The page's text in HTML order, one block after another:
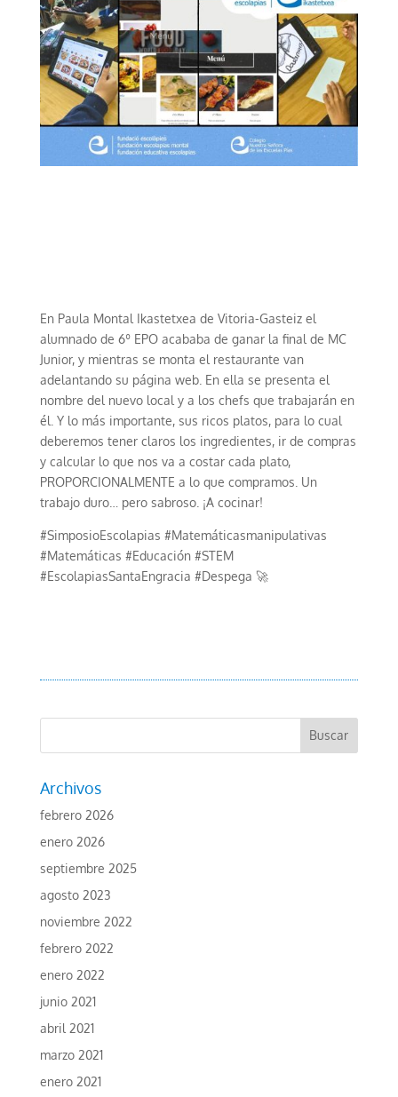
En Paula Montal Ikastetxea de Vitoria-Gasteiz el
alumnado de 6º EPO acababa de ganar la final de MC
Junior, y mientras se monta el restaurante van
adelantando su página web. En ella se presenta el
nombre del nuevo local y a los chefs que trabajarán en
él. Y lo más importante, sus ricos platos, para lo cual
deberemos tener claros los ingredientes, ir de compras
y calcular lo que nos va a costar cada plato,
PROPORCIONALMENTE a lo que compramos. Un
trabajo duro… pero sabroso. ¡A cocinar!
#SimposioEscolapias #Matemáticasmanipulativas
#Matemáticas #Educación #STEM
#EscolapiasSantaEngracia #Despega 🚀
Archivos
febrero 2026
enero 2026
septiembre 2025
agosto 2023
noviembre 2022
febrero 2022
enero 2022
junio 2021
abril 2021
marzo 2021
enero 2021